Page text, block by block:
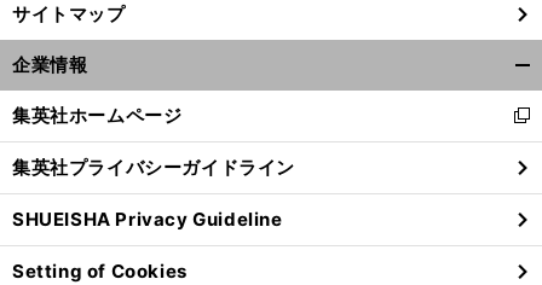
サイトマップ
企業情報
閉
る
集英社ホームページ
新
し
い
ウ
ィ
ン
ド
集英社プライバシーガイドライン
SHUEISHA Privacy Guideline
Setting of Cookies